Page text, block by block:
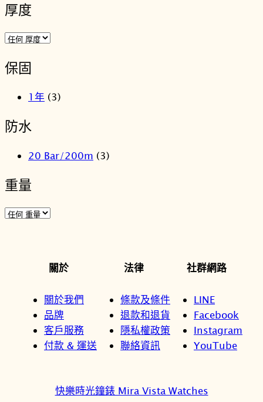
厚度
保固
1年 (3)
防水
20 Bar/200m (3)
重量
關於
關於我們
品牌
客戶服務
付款 & 運送
法律
條款及條件
退款和退貨
隱私權政策
聯絡資訊
社群網路
LINE
Facebook
Instagram
YouTube
快樂時光鐘錶 Mira Vista Watches